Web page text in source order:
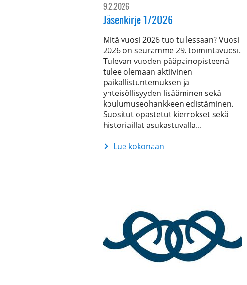
9.2.2026
Jäsenkirje 1/2026
Mitä vuosi 2026 tuo tullessaan? Vuosi
2026 on seuramme 29. toimintavuosi.
Tulevan vuoden pääpainopisteenä
tulee olemaan aktiivinen
paikallistuntemuksen ja
yhteisöllisyyden lisääminen sekä
koulumuseohankkeen edistäminen.
Suositut opastetut kierrokset sekä
historiaillat asukastuvalla...
Lue kokonaan
Jäsenkirje